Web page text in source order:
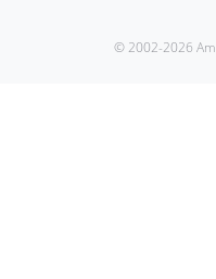
© 2002-2026